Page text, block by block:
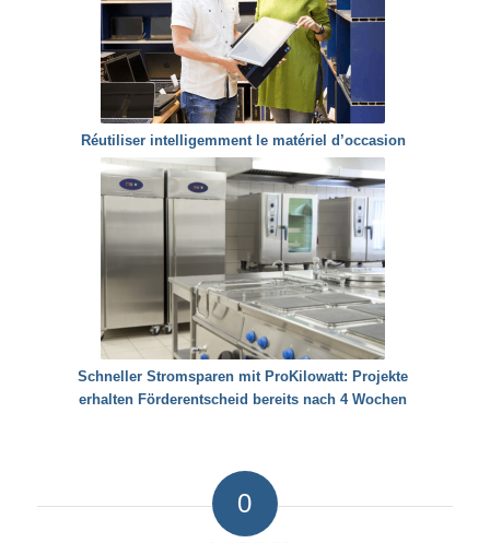
Réutiliser intelligemment le matériel d’occasion
Schneller Stromsparen mit ProKilowatt: Projekte
erhalten Förderentscheid bereits nach 4 Wochen
0